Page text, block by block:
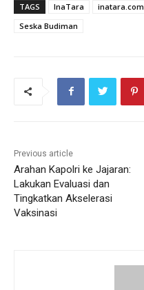
TAGS InaTara inatara.com
Seska Budiman
Previous article
Arahan Kapolri ke Jajaran:
Lakukan Evaluasi dan
Tingkatkan Akselerasi
Vaksinasi